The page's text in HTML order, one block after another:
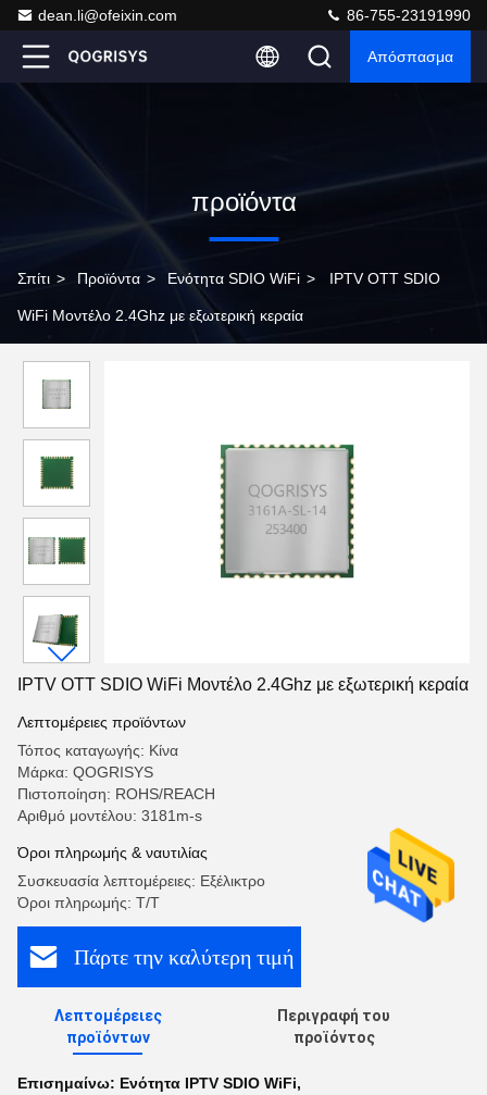
dean.li@ofeixin.com 86-755-23191990
Απόσπασμα
προϊόντα
Σπίτι > Προϊόντα > Ενότητα SDIO WiFi > IPTV OTT SDIO
WiFi Μοντέλο 2.4Ghz με εξωτερική κεραία
IPTV OTT SDIO WiFi Μοντέλο 2.4Ghz με εξωτερική κεραία
Λεπτομέρειες προϊόντων
Τόπος καταγωγής: Κίνα
Μάρκα: QOGRISYS
Πιστοποίηση: ROHS/REACH
Αριθμό μοντέλου: 3181m-s
Όροι πληρωμής & ναυτιλίας
Συσκευασία λεπτομέρειες: Εξέλικτρο
Όροι πληρωμής: T/T
Πάρτε την καλύτερη τιμή
Λεπτομέρειες
προϊόντων
Περιγραφή του
προϊόντος
Επισημαίνω: Ενότητα IPTV SDIO WiFi,